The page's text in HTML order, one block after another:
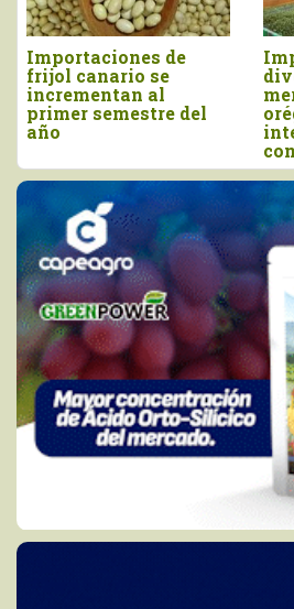
con
Perú importó vino por
más de US$ 16,4
millones, entre enero
y junio